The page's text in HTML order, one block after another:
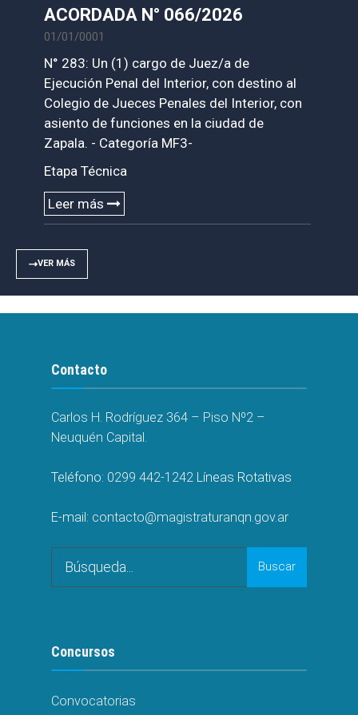
VER MÁS
Contacto
Carlos H. Rodríguez 364 – Piso Nº2 –
Neuquén Capital.
Teléfono: 0299 442-1242 Líneas Rotativas
E-mail: contacto@magistraturanqn.gov.ar
Buscar
Concursos
Convocatorias